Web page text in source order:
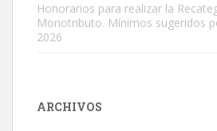
Honorarios para realizar la
Monotributo. Mínimos sugeridos
2026
ARCHIVOS